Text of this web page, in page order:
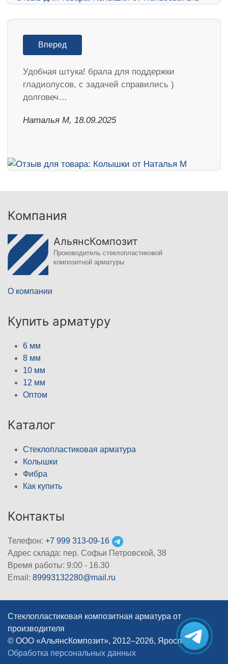
Вперед
Удобная штука! брала для поддержки
гладиолусов, с задачей справились )
долговеч…
Наталья М, 18.09.2025
Компания
АльянсКомпозит
Производитель стеклопластиковой
композитной арматуры
О компании
Купить арматуру
6 мм
8 мм
10 мм
12 мм
Оптом
Каталог
Стеклопластиковая арматура
Колышки
Фибра
Как купить
Контакты
Телефон: +7 999 313-09-16
Адрес склада: пер. Софьи Петровской, 38
Время работы: 9:00 - 16.30
Email: 89993132280@mail.ru
Стеклопластиковая композитная арматура от
производителя
© ООО «АльянсКомпозит», 2012–2026, Ярославль
|
Обработка персональных данных